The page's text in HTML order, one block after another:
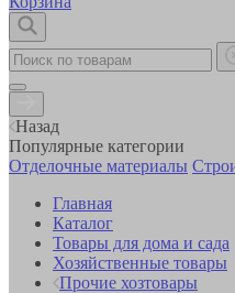
Назад
Популярные категории
Отделочные материалы
Главная
Каталог
Товары для дома и сада
Хозяйственные товары
Прочие хозтовары